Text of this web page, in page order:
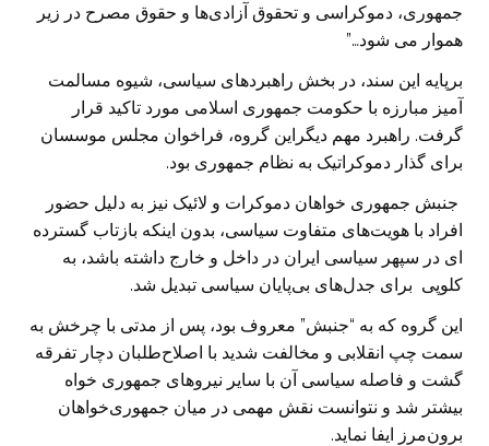
جمهوری، دموکراسی و تحقوق آزادی‌ها و حقوق مصرح در زیر
هموار می شود…”
برپایه این سند، در بخش راهبردهای سیاسی، شیوه مسالمت
آمیز مبارزه با حکومت جمهوری اسلامی مورد تاکید قرار
گرفت. راهبرد مهم دیگراین گروه، فراخوان مجلس موسسان
برای گذار دموکراتیک به نظام جمهوری بود.
جنبش جمهوری خواهان دموکرات و لائیک نیز به دلیل حضور
افراد با هویت‌های متفاوت سیاسی، بدون اینکه بازتاب گسترده
ای در سپهر سیاسی ایران در داخل و خارج داشته باشد‌، به
کلوپی برای جدل‌های بی‌پایان سیاسی تبدیل شد.
این گروه که به “جنبش‌” معروف بود، پس از مدتی با چرخش به‌
سمت چپ انقلابی و مخالفت شدید با اصلاح‌طلبان دچار تفرقه
گشت و فاصله سیاسی آن با سایر نیروهای جمهوری خواه
بیشتر شد و نتوانست نقش مهمی در میان جمهوری‌خواهان
برون‌مرز ایفا نماید.